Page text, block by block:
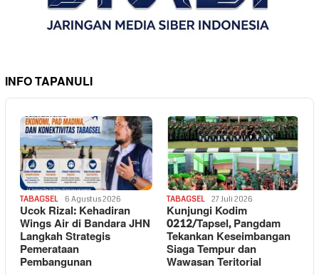
INFO TAPANULI
TABAGSEL 6 Agustus 2026
Ucok Rizal: Kehadiran
Wings Air di Bandara JHN
Langkah Strategis
Pemerataan
Pembangunan
TABAGSEL 27 Juli 2026
Kunjungi Kodim
0212/Tapsel, Pangdam
Tekankan Keseimbangan
Siaga Tempur dan
Wawasan Teritorial